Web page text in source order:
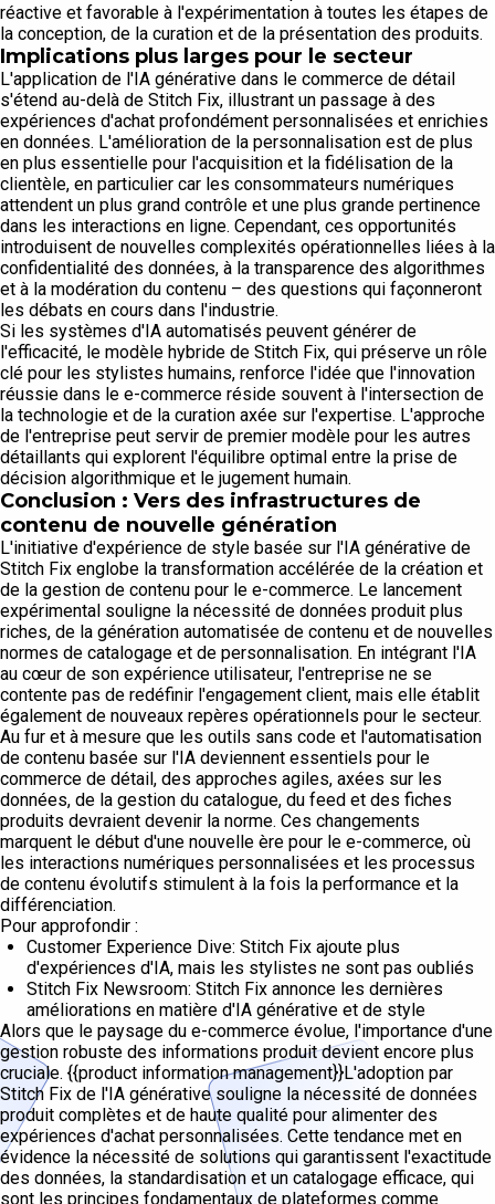
réactive et favorable à l'expérimentation à toutes les étapes de
la conception, de la curation et de la présentation des produits.
Implications plus larges pour le secteur
L'application de l'IA générative dans le commerce de détail
s'étend au-delà de Stitch Fix, illustrant un passage à des
expériences d'achat profondément personnalisées et enrichies
en données. L'amélioration de la personnalisation est de plus
en plus essentielle pour l'acquisition et la fidélisation de la
clientèle, en particulier car les consommateurs numériques
attendent un plus grand contrôle et une plus grande pertinence
dans les interactions en ligne. Cependant, ces opportunités
introduisent de nouvelles complexités opérationnelles liées à la
confidentialité des données, à la transparence des algorithmes
et à la modération du contenu – des questions qui façonneront
les débats en cours dans l'industrie.
Si les systèmes d'IA automatisés peuvent générer de
l'efficacité, le modèle hybride de Stitch Fix, qui préserve un rôle
clé pour les stylistes humains, renforce l'idée que l'innovation
réussie dans le e-commerce réside souvent à l'intersection de
la technologie et de la curation axée sur l'expertise. L'approche
de l'entreprise peut servir de premier modèle pour les autres
détaillants qui explorent l'équilibre optimal entre la prise de
décision algorithmique et le jugement humain.
Conclusion : Vers des infrastructures de
contenu de nouvelle génération
L'initiative d'expérience de style basée sur l'IA générative de
Stitch Fix englobe la transformation accélérée de la création et
de la gestion de contenu pour le e-commerce. Le lancement
expérimental souligne la nécessité de données produit plus
riches, de la génération automatisée de contenu et de nouvelles
normes de catalogage et de personnalisation. En intégrant l'IA
au cœur de son expérience utilisateur, l'entreprise ne se
contente pas de redéfinir l'engagement client, mais elle établit
également de nouveaux repères opérationnels pour le secteur.
Au fur et à mesure que les outils sans code et l'automatisation
de contenu basée sur l'IA deviennent essentiels pour le
commerce de détail, des approches agiles, axées sur les
données, de la gestion du catalogue, du feed et des fiches
produits devraient devenir la norme. Ces changements
marquent le début d'une nouvelle ère pour le e-commerce, où
les interactions numériques personnalisées et les processus
de contenu évolutifs stimulent à la fois la performance et la
différenciation.
Pour approfondir :
Customer Experience Dive: Stitch Fix ajoute plus
d'expériences d'IA, mais les stylistes ne sont pas oubliés
Stitch Fix Newsroom: Stitch Fix annonce les dernières
améliorations en matière d'IA générative et de style
Alors que le paysage du e-commerce évolue, l'importance d'une
gestion robuste des informations produit devient encore plus
cruciale. {{product information management}}L'adoption par
Stitch Fix de l'IA générative souligne la nécessité de données
produit complètes et de haute qualité pour alimenter des
expériences d'achat personnalisées. Cette tendance met en
évidence la nécessité de solutions qui garantissent l'exactitude
des données, la standardisation et un catalogage efficace, qui
sont les principes fondamentaux de plateformes comme